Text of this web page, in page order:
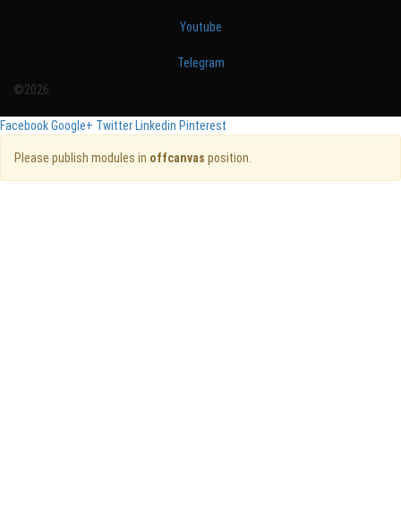
Youtube
Telegram
©2026
FacebookGoogle+ Twitter Linkedin Pinterest
Please publish modules in offcanvas position.